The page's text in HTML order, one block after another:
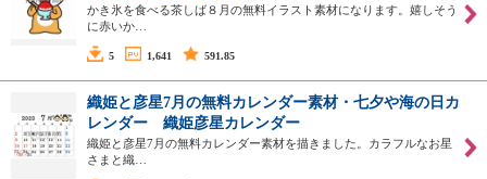
かき氷を食べる茶しば８月の無料イラスト素材になります。嬉しそう
に赤いか…
5 1,641 591.85
織姫と彦星7月の無料カレンダー素材・七夕や海の日カ
レンダー 織姫彦星カレンダー
織姫と彦星7月の無料カレンダー素材を描きました。カラフルなお星
さまと織…